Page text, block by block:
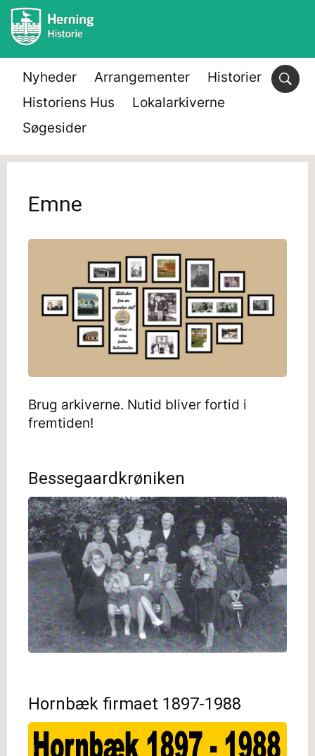
Nyheder Arrangementer
Historier
Historiens Hus
Lokalarkiverne
Søgesider
Emne
Brug arkiverne. Nutid bliver fortid i
fremtiden!
Bessegaardkrøniken
Hornbæk firmaet 1897-1988